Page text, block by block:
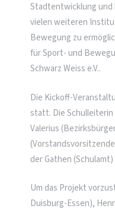
Stadtentwicklung und
vielen weiteren
Bewegung zu
für Sport- und
Schwarz Weiss e.V..
Die Kickoff-
statt. Die
Valerius
der Gathen
Um das Projekt
Duisburg-Essen),